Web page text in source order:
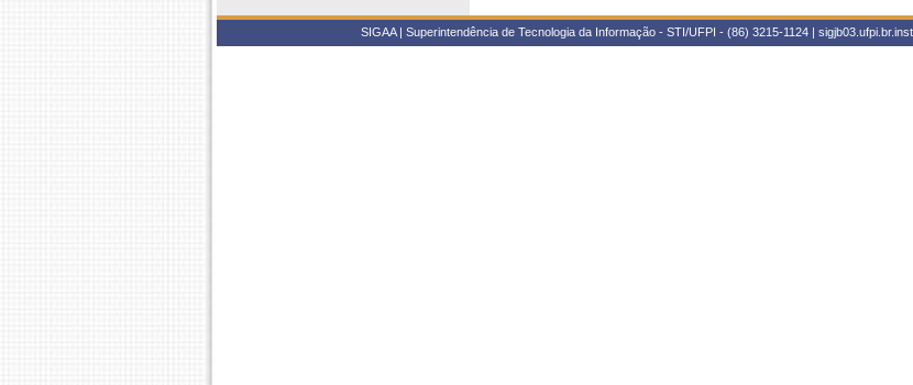
SIGAA | Superintendência de Tecnologia da Informação - STI/UFPI - (86) 3215-1124 |